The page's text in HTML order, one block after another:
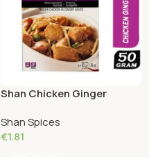
Shan Chicken Ginger
Shan Spices
€1.81